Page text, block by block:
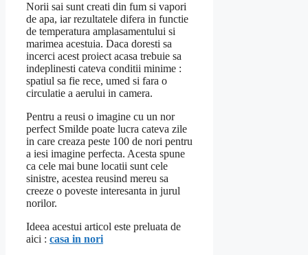
Norii sai sunt creati din fum si vapori
de apa, iar rezultatele difera in functie
de temperatura amplasamentului si
marimea acestuia. Daca doresti sa
incerci acest proiect acasa trebuie sa
indeplinesti cateva conditii minime :
spatiul sa fie rece, umed si fara o
circulatie a aerului in camera.
Pentru a reusi o imagine cu un nor
perfect Smilde poate lucra cateva zile
in care creaza peste 100 de nori pentru
a iesi imagine perfecta. Acesta spune
ca cele mai bune locatii sunt cele
sinistre, acestea reusind mereu sa
creeze o poveste interesanta in jurul
norilor.
Ideea acestui articol este preluata de
aici : casa in nori